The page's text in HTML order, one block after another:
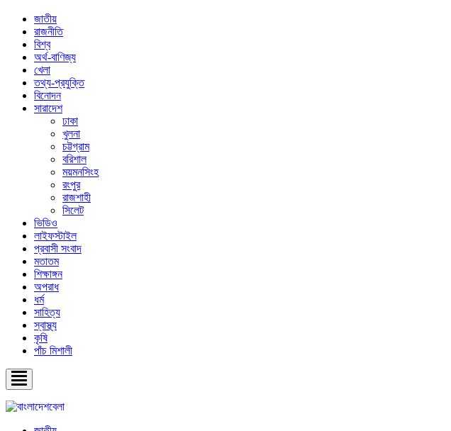
জাতীয়
রাজনীতি
বিশ্ব
অর্থ-বাণিজ্য
খেলা
তথ্য-প্রযুক্তি
বিনোদন
সারাদেশ
ঢাকা
খুলনা
চট্টগ্রাম
বরিশাল
ময়মনসিংহ
রংপুর
রাজশাহী
সিলেট
ভিডিও
লাইফস্টাইল
প্রবাসী সংবাদ
মতাতম
শিক্ষাঙ্গন
অপরাধ
ধর্ম
সাহিত্য
স্বাস্থ্য
কৃষি
পাঁচ মিশালী